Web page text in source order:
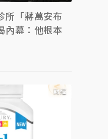
所「蔣萬安布
幕：他根本
財經